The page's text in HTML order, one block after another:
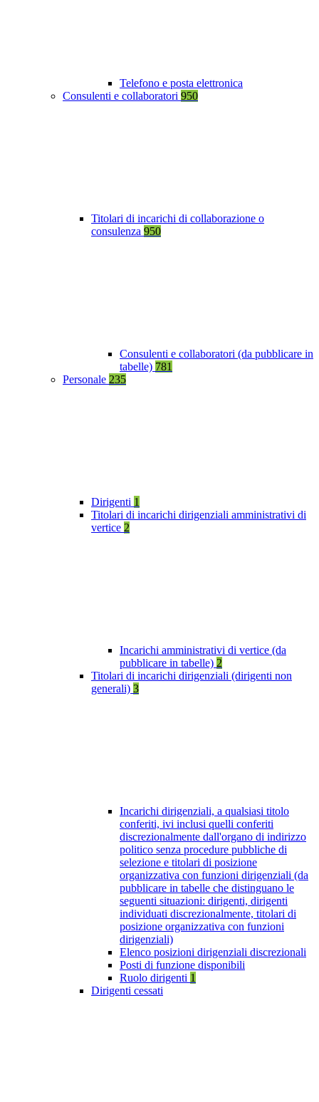
Telefono e posta elettronica
Consulenti e collaboratori 950
Titolari di incarichi di collaborazione o
consulenza 950
Consulenti e collaboratori (da pubblicare in
tabelle) 781
Personale 235
Dirigenti 1
Titolari di incarichi dirigenziali amministrativi di
vertice 2
Incarichi amministrativi di vertice (da
pubblicare in tabelle) 2
Titolari di incarichi dirigenziali (dirigenti non
generali) 3
Incarichi dirigenziali, a qualsiasi titolo
conferiti, ivi inclusi quelli conferiti
discrezionalmente dall'organo di indirizzo
politico senza procedure pubbliche di
selezione e titolari di posizione
organizzativa con funzioni dirigenziali (da
pubblicare in tabelle che distinguano le
seguenti situazioni: dirigenti, dirigenti
individuati discrezionalmente, titolari di
posizione organizzativa con funzioni
dirigenziali)
Elenco posizioni dirigenziali discrezionali
Posti di funzione disponibili
Ruolo dirigenti 1
Dirigenti cessati